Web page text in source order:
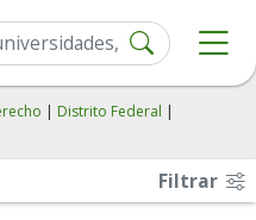
| Distrito Federal |
Filtrar